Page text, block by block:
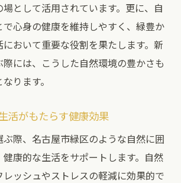
として活用されています。更に、自
心身の健康を維持しやすく、緑豊か
おいて重要な役割を果たします。新
には、こうした自然環境の豊かさも
ります。
活がもたらす健康効果
際、名古屋市緑区のような自然に囲
健康的な生活をサポートします。自然
ッシュやストレスの軽減に効果的で